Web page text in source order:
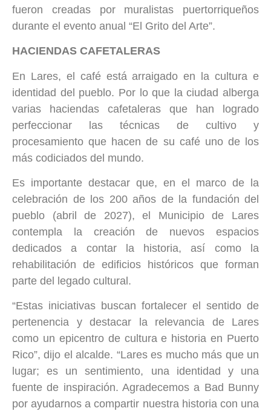
fueron creadas por muralistas puertorriqueños
durante el evento anual “El Grito del Arte”.
HACIENDAS CAFETALERAS
En Lares, el café está arraigado en la cultura e
identidad del pueblo. Por lo que la ciudad alberga
varias haciendas cafetaleras que han logrado
perfeccionar las técnicas de cultivo y
procesamiento que hacen de su café uno de los
más codiciados del mundo.
Es importante destacar que, en el marco de la
celebración de los 200 años de la fundación del
pueblo (abril de 2027), el Municipio de Lares
contempla la creación de nuevos espacios
dedicados a contar la historia, así como la
rehabilitación de edificios históricos que forman
parte del legado cultural.
“Estas iniciativas buscan fortalecer el sentido de
pertenencia y destacar la relevancia de Lares
como un epicentro de cultura e historia en Puerto
Rico”, dijo el alcalde. “Lares es mucho más que un
lugar; es un sentimiento, una identidad y una
fuente de inspiración. Agradecemos a Bad Bunny
por ayudarnos a compartir nuestra historia con una